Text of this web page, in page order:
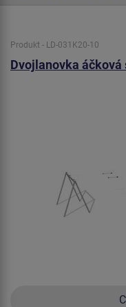
Produkt - LD-031K20-10
Dvojlanovka